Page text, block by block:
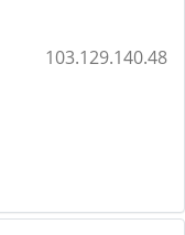
103.129.140.48